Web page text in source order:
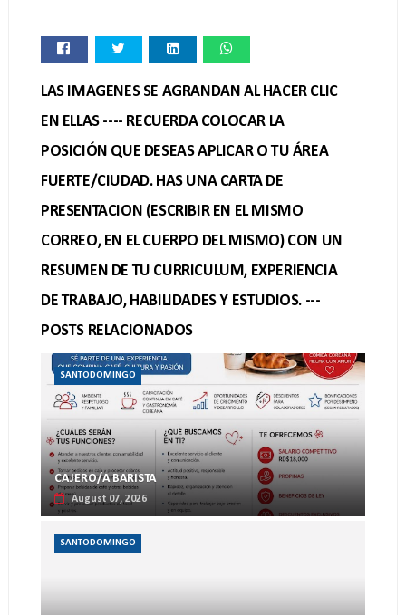
LAS IMAGENES SE AGRANDAN AL HACER CLIC
EN ELLAS ---- RECUERDA COLOCAR LA
POSICIÓN QUE DESEAS APLICAR O TU ÁREA
FUERTE/CIUDAD. HAS UNA CARTA DE
PRESENTACION (ESCRIBIR EN EL MISMO
CORREO, EN EL CUERPO DEL MISMO) CON UN
RESUMEN DE TU CURRICULUM, EXPERIENCIA
DE TRABAJO, HABILIDADES Y ESTUDIOS. ---
POSTS RELACIONADOS
SANTODOMINGO
CAJERO/A BARISTA
August 07, 2026
SANTODOMINGO